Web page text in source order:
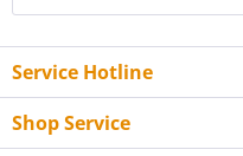
Service Hotline
Shop Service